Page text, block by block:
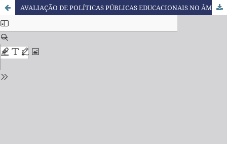
AVALIAÇÃO DE POLÍTICAS PÚBLICAS EDUCACIONAIS NO ÂMBITO DO IFFAR A PARTIR DOS DISCURSOS DOS EGRESSOS